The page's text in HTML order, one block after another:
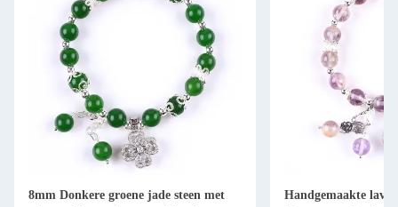
8mm Donkere groene jade steen met
Handgemaakte